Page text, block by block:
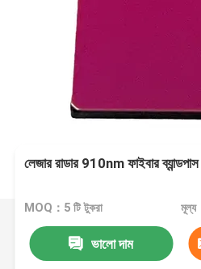
লেজার রাডার 910nm ফাইবার
MOQ：5 টি টুকরা
ভালো দাম